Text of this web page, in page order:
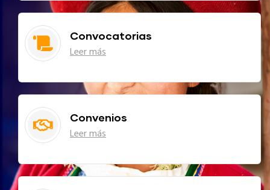
Convocatorias
Leer más
Convenios
Leer más